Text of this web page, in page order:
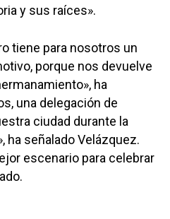
y sus raíces».
tiene para nosotros un
porque nos devuelve
ha
una delegación de
ciudad durante la
ha señalado Velázquez.
escenario para celebrar